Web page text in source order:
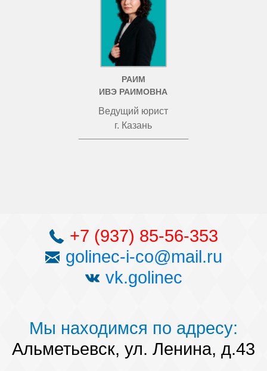
РАИМ
ИВЭ РАИМОВНА
Ведущий юрист
г. Казань
+7 (937) 85-56-353
golinec-i-co@mail.ru
vk.golinec
Мы находимся по адресу:
Альметьевск, ул. Ленина, д.43